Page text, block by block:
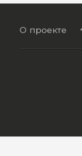
О проекте